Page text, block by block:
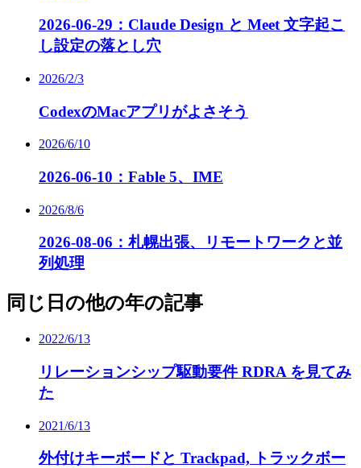
2026-06-29：Claude Design と Meet 文字起こ
し設定の落とし穴
2026/2/3
CodexのMacアプリがよさそう
2026/6/10
2026-06-10：Fable 5、IME
2026/8/6
2026-08-06：札幌出張、リモートワークと並
列処理
同じ日の他の年の記事
2022/6/13
リレーションシップ駆動要件 RDRA を見てみ
た
2021/6/13
外付けキーボードと Trackpad, トラックボー